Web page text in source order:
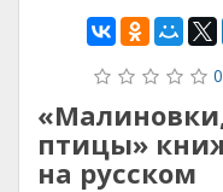
птицы»
на русском